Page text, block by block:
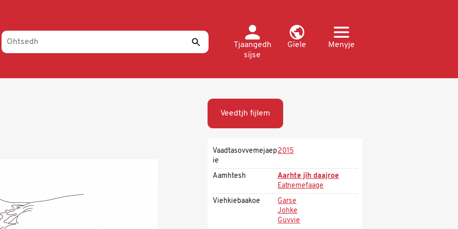
Tjaangedh
sïjse
Gïele Menyje
Veedtjh fijlem
Vaadtasovvemejaep
ie
2015
Aamhtesh
Aarhte jïh daajroe
Eatnemefaage
Viehkiebaakoe
Garse
Johke
Guvvie